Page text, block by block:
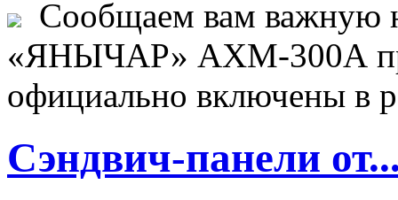
Сообщаем вам важную
«ЯНЫЧАР» АХМ-300А
официально включены в
Сэндвич-панели